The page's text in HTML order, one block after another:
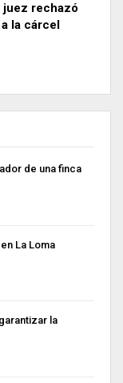
juez rechazó
la cárcel
de una finca
La Loma
la